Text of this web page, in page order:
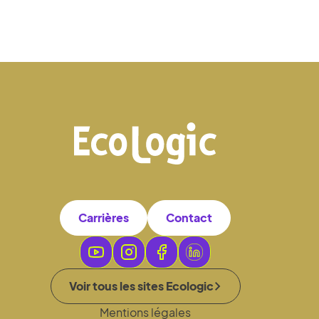
Carrières Contact
Voir tous les sites Ecologic
Mentions légales